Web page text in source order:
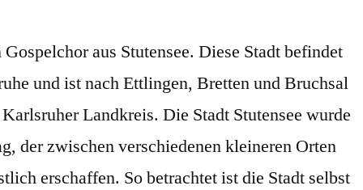
aus Stutensee. Diese Stadt befindet
und ist nach Ettlingen, Bretten und Bruchsal
Landkreis. Die Stadt Stutensee wurde
der zwischen verschiedenen kleineren Orten
erschaffen. So betrachtet ist die Stadt selbst